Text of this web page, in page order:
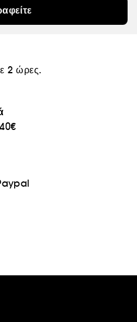
2 ώρες.